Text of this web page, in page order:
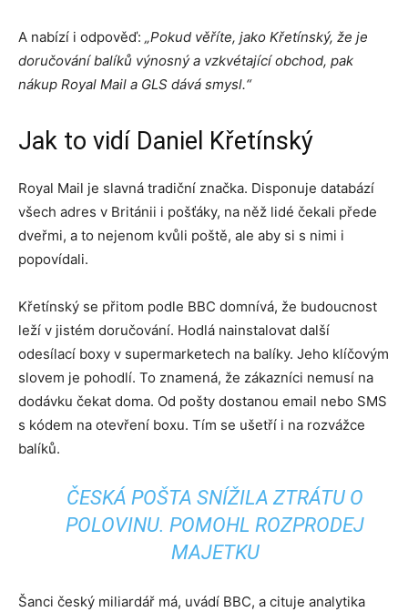
A nabízí i odpověď: „Pokud věříte, jako Křetínský, že je
doručování balíků výnosný a vzkvétající obchod, pak
nákup Royal Mail a GLS dává smysl.“
Jak to vidí Daniel Křetínský
Royal Mail je slavná tradiční značka. Disponuje databází
všech adres v Británii i pošťáky, na něž lidé čekali přede
dveřmi, a to nejenom kvůli poště, ale aby si s nimi i
popovídali.
Křetínský se přitom podle BBC domnívá, že budoucnost
leží v jistém doručování. Hodlá nainstalovat další
odesílací boxy v supermarketech na balíky. Jeho klíčovým
slovem je pohodlí. To znamená, že zákazníci nemusí na
dodávku čekat doma. Od pošty dostanou email nebo SMS
s kódem na otevření boxu. Tím se ušetří i na rozvážce
balíků.
ČESKÁ POŠTA SNÍŽILA ZTRÁTU O
POLOVINU. POMOHL ROZPRODEJ
MAJETKU
Šanci český miliardář má, uvádí BBC, a cituje analytika